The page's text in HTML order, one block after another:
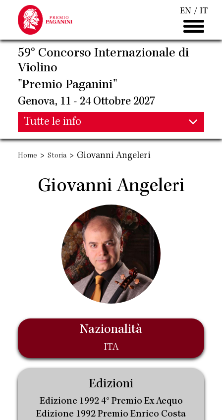
contenuto
principale
EN IT
59° Concorso Internazionale di
Violino
"Premio Paganini"
Genova, 11 - 24 Ottobre 2027
Main
navigation
Tutte le info
Main
navigation
Home > Storia > Giovanni Angeleri
Giovanni Angeleri
Nazionalità
ITA
Edizioni
Edizione 1992 4° Premio Ex Aequo
Edizione 1992 Premio Enrico Costa